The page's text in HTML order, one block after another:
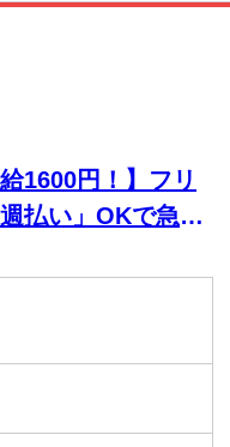
1600円！】フリ
払い」OKで急な